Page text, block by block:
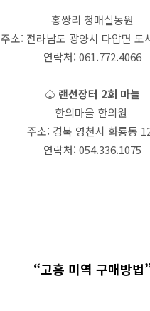
홍쌍리 청매실농원
주소: 전라남도 광양시 다압면 도
연락처: 061.772.4066
♤ 랜선장터 2회 마늘
한의마을 한의원
주소: 경북 영천시 화룡동
연락처: 054.336.1075
“고흥 미역 구매방법